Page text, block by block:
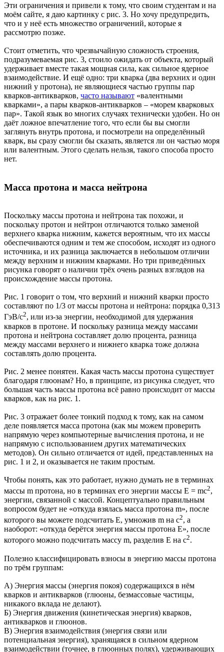
Эти ограничения и привели к тому, что своим студентам и на
моём сайте, я даю картинку с рис. 3. Но хочу предупредить,
что и у неё есть множество ограничений, которые я
рассмотрю позже.
Стоит отметить, что чрезвычайную сложность строения,
подразумеваемая рис. 3, стоило ожидать от объекта, который
удерживает вместе такая мощная сила, как сильное ядерное
взаимодействие. И ещё одно: три кварка (два верхних и один
нижний у протона), не являющиеся частью группы пар
кварков-антикварков, часто называют «валентными
кварками», а пары кварков-антикварков – «морем кварковых
пар». Такой язык во многих случаях технически удобен. Но он
даёт ложное впечатление того, что если бы вы смогли
заглянуть внутрь протона, и посмотрели на определённый
кварк, вы сразу смогли бы сказать, является ли он частью моря
или валентным. Этого сделать нельзя, такого способа просто
нет.
Масса протона и масса нейтрона
Поскольку массы протона и нейтрона так похожи, и
поскольку протон и нейтрон отличаются только заменой
верхнего кварка нижним, кажется вероятным, что их массы
обеспечиваются одним и тем же способом, исходят из одного
источника, и их разница заключается в небольшом отличии
между верхним и нижним кварками. Но три приведённых
рисунка говорят о наличии трёх очень разных взглядов на
происхождение массы протона.
Рис. 1 говорит о том, что верхний и нижний кварки просто
составляют по 1/3 от массы протона и нейтрона: порядка 0,313
ГэВ/с2, или из-за энергии, необходимой для удержания
кварков в протоне. И поскольку разница между массами
протона и нейтрона составляет долю процента, разница
между массами верхнего и нижнего кварка тоже должна
составлять долю процента.
Рис. 2 менее понятен. Какая часть массы протона существует
благодаря глюонам? Но, в принципе, из рисунка следует, что
большая часть массы протона всё равно происходит от массы
кварков, как на рис. 1.
Рис. 3 отражает более тонкий подход к тому, как на самом
деле появляется масса протона (как мы можем проверить
напрямую через компьютерные вычисления протона, и не
напрямую с использованием других математических
методов). Он сильно отличается от идей, представленных на
рис. 1 и 2, и оказывается не таким простым.
Чтобы понять, как это работает, нужно думать не в терминах
массы m протона, но в терминах его энергии массы E = mc2,
энергии, связанной с массой. Концептуально правильным
вопросом будет не «откуда взялась масса протона m», после
которого вы можете подсчитать E, умножив m на c2, а
наоборот: «откуда берётся энергия массы протона E», после
которого можно подсчитать массу m, разделив E на c2.
Полезно классифицировать взносы в энергию массы протона
по трём группам:
А) Энергия массы (энергия покоя) содержащихся в нём
кварков и антикварков (глюоны, безмассовые частицы,
никакого вклада не делают).
Б) Энергия движения (кинетическая энергия) кварков,
антикварков и глюонов.
В) Энергия взаимодействия (энергия связи или
потенциальная энергия), хранящаяся в сильном ядерном
взаимодействии (точнее, в глюонных полях), удерживающих